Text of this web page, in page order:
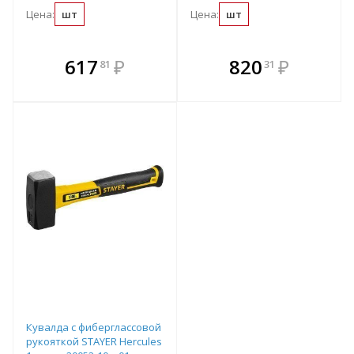
Цена: шт
617 81 ₽
В комплекте
всегда выгоднее!
Цена: шт
В комплекте
всегда выгоднее!
82031 ₽
Кувалда с фиберглассовой
рукояткой STAYER Hercules